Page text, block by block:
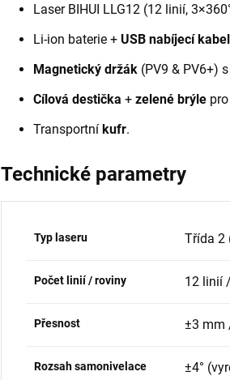
Laser BIHUI LLG12 (12 linií,
Li-ion baterie + USB nabíjecí kabel
Magnetický držák (PV9 & PV6+)
Cílová destička + zelené brýle
Transportní kufr.
Technické parametry
Typ laseru Třída 2
Počet linií / roviny 12 linií
Přesnost ±3 mm
Rozsah samonivelace ±4°